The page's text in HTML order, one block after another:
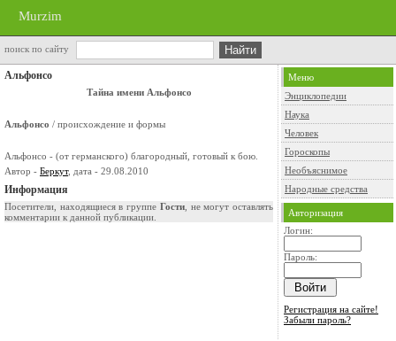
Murzim
поиск по сайту
Альфонсо
Тайна имени Альфонсо
Альфонсо / происхождение и формы
Альфонсо - (от германского) благородный, готовый к бою.
Автор - Беркут, дата - 29.08.2010
Информация
Посетители, находящиеся в группе Гости, не могут оставлять
комментарии к данной публикации.
Меню
Энциклопедии
Наука
Человек
Гороскопы
Необъяснимое
Народные средства
Авторизация
Логин:
Пароль:
Регистрация на сайте!
Забыли пароль?